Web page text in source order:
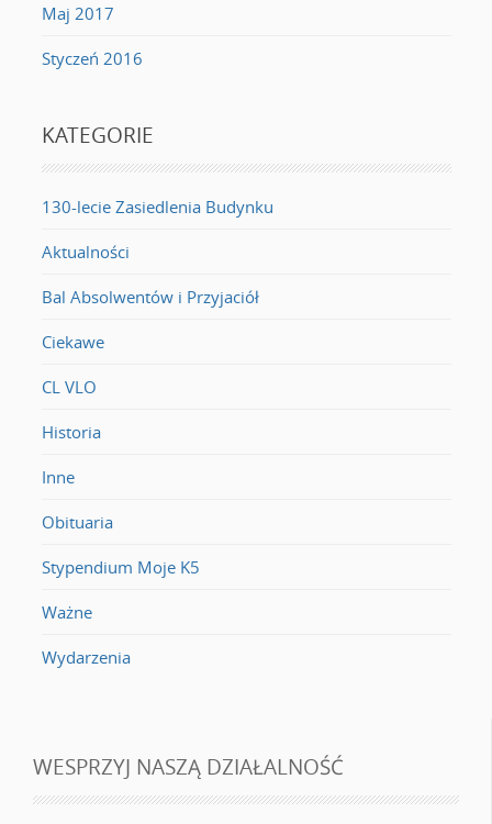
Maj 2017
Styczeń 2016
KATEGORIE
130-lecie Zasiedlenia Budynku
Aktualności
Bal Absolwentów i Przyjaciół
Ciekawe
CL VLO
Historia
Inne
Obituaria
Stypendium Moje K5
Ważne
Wydarzenia
WESPRZYJ NASZĄ DZIAŁALNOŚĆ